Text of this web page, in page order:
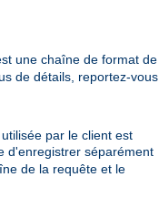
une chaîne de format de
de détails, reportez-vous
par le client est
d'enregistrer séparément
de la requête et le